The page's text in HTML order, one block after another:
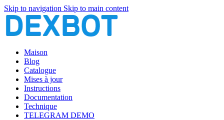
Skip to navigation Skip to main content
Maison
Blog
Catalogue
Mises à jour
Instructions
Documentation
Technique
TELEGRAM DEMO